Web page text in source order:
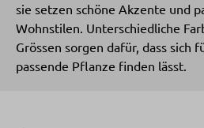
sie setzen schöne Akzente und
Wohnstilen. Unterschiedliche
Grössen sorgen dafür, dass sich
passende Pflanze finden lässt.